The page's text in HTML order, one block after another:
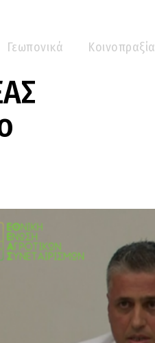
Γεωπονικά Κοινοπραξία